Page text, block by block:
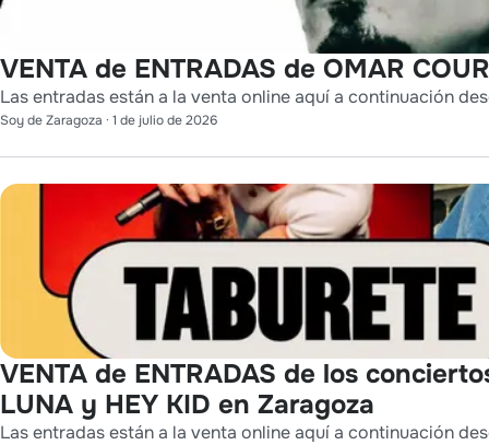
VENTA de ENTRADAS de OMAR
Las entradas están a la venta online aquí a continuación
Soy de Zaragoza · 1 de julio de 2026
VENTA de ENTRADAS de los
LUNA y HEY KID en Zaragoza
Las entradas están a la venta online aquí a continuación